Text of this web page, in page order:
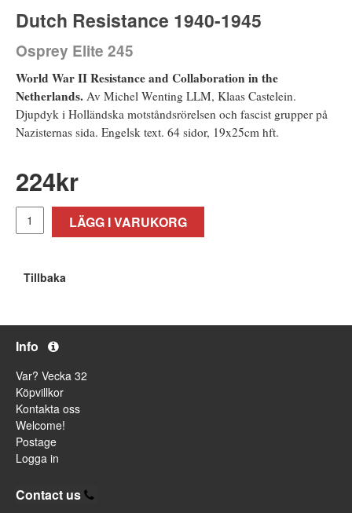
Dutch Resistance 1940-1945
Osprey Elite 245
World War II Resistance and Collaboration in the
Netherlands. Av Michel Wenting LLM, Klaas Castelein.
Djupdyk i Holländska motståndsrörelsen och fascist grupper på
Nazisternas sida. Engelsk text. 64 sidor, 19x25cm hft.
224kr
LÄGG I VARUKORG
Tillbaka
Info
Var? Vecka 32
Köpvillkor
Kontakta oss
Welcome!
Postage
Logga in
Contact us